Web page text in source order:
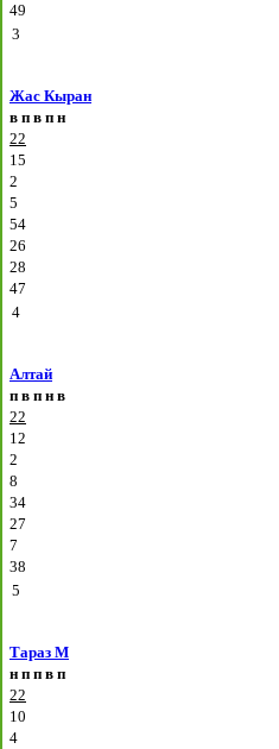
49
3
Жас Кыран
в п в п н
22
15
2
5
54
26
28
47
4
Алтай
п в п н в
22
12
2
8
34
27
7
38
5
Тараз М
н п п в п
22
10
4